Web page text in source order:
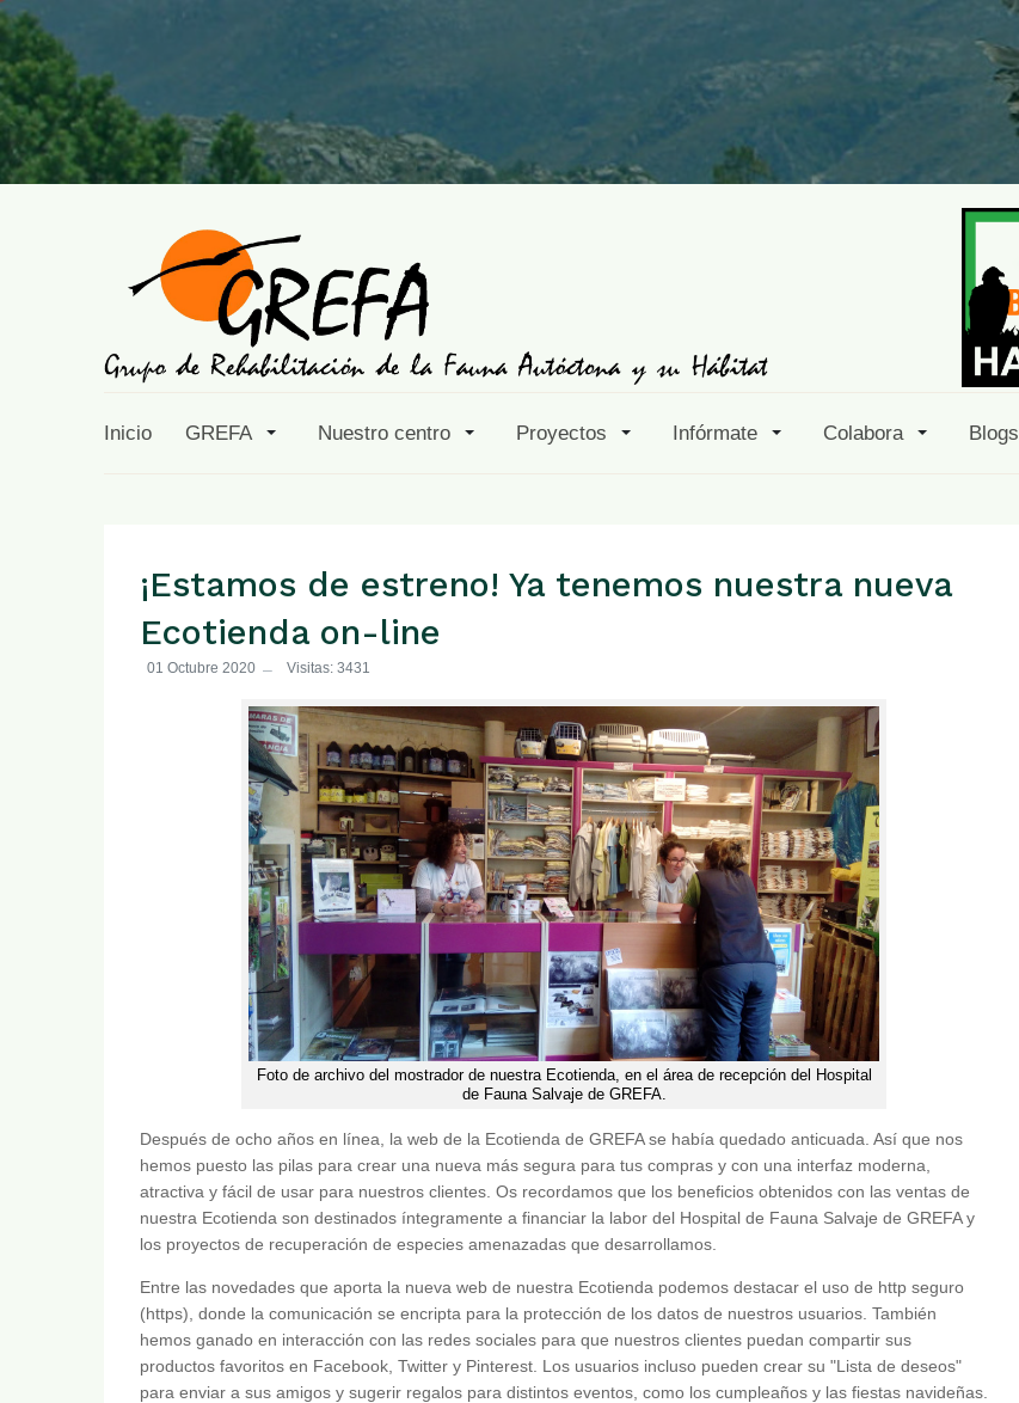
Inicio GREFA Nuestro centro Proyectos Infórmate Colabora Blogs
¡Estamos de estreno! Ya tenemos nuestra nueva
Ecotienda on-line
01 Octubre 2020 Visitas: 3431
Foto de archivo del mostrador de nuestra Ecotienda, en el área de recepción del Hospital
de Fauna Salvaje de GREFA.
Después de ocho años en línea, la web de la Ecotienda de GREFA se había quedado anticuada. Así que nos
hemos puesto las pilas para crear una nueva más segura para tus compras y con una interfaz moderna,
atractiva y fácil de usar para nuestros clientes. Os recordamos que los beneficios obtenidos con las ventas de
nuestra Ecotienda son destinados íntegramente a financiar la labor del Hospital de Fauna Salvaje de GREFA y
los proyectos de recuperación de especies amenazadas que desarrollamos.
Entre las novedades que aporta la nueva web de nuestra Ecotienda podemos destacar el uso de http seguro
(https), donde la comunicación se encripta para la protección de los datos de nuestros usuarios. También
hemos ganado en interacción con las redes sociales para que nuestros clientes puedan compartir sus
productos favoritos en Facebook, Twitter y Pinterest. Los usuarios incluso pueden crear su "Lista de deseos"
para enviar a sus amigos y sugerir regalos para distintos eventos, como los cumpleaños y las fiestas navideñas.